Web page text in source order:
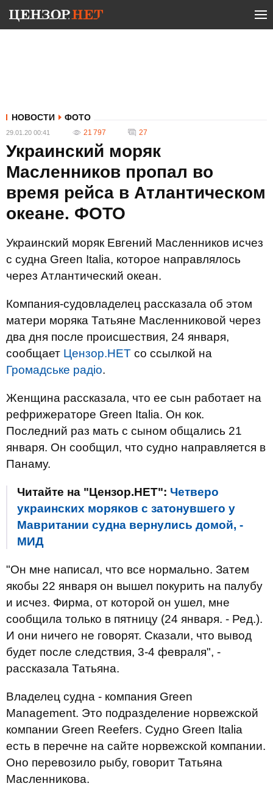
НОВОСТИ ФОТО
29.01.20 00:41 21 797 27
Украинский моряк
Масленников пропал во
время рейса в Атлантическом
океане. ФОТО
Украинский моряк Евгений Масленников исчез
с судна Green Italia, которое направлялось
через Атлантический океан.
Компания-судовладелец рассказала об этом
матери моряка Татьяне Масленниковой через
два дня после происшествия, 24 января,
сообщает Цензор.НЕТ со ссылкой на
Громадське радіо.
Женщина рассказала, что ее сын работает на
рефрижераторе Green Italia. Он кок.
Последний раз мать с сыном общались 21
января. Он сообщил, что судно направляется в
Панаму.
Читайте на "Цензор.НЕТ": Четверо
украинских моряков с затонувшего у
Мавритании судна вернулись домой, -
МИД
"Он мне написал, что все нормально. Затем
якобы 22 января он вышел покурить на палубу
и исчез. Фирма, от которой он ушел, мне
сообщила только в пятницу (24 января. - Ред.).
И они ничего не говорят. Сказали, что вывод
будет после следствия, 3-4 февраля", -
рассказала Татьяна.
Владелец судна - компания Green
Management. Это подразделение норвежской
компании Green Reefers. Судно Green Italia
есть в перечне на сайте норвежской компании.
Оно перевозило рыбу, говорит Татьяна
Масленникова.